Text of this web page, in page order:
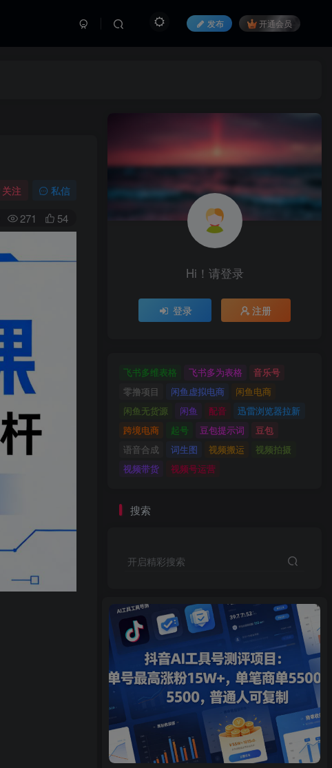
发布 开通会员
关注 私信
271 54
Hi！请登录
登录 注册
飞书多维表格 飞书多为表格
音乐号
零撸项目
闲鱼虚拟电商
闲鱼电商
闲鱼无货源
闲鱼 配音
迅雷浏览器拉新
跨境电商
起号 豆包提示词
豆包
语音合成
词生图 视频搬运
视频拍摄
视频带货
视频号运营
搜索
开启精彩搜索